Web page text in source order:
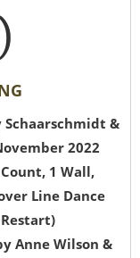
Schaarschmidt &
2022
1 Wall,
Line Dance
Restart)
Anne Wilson &